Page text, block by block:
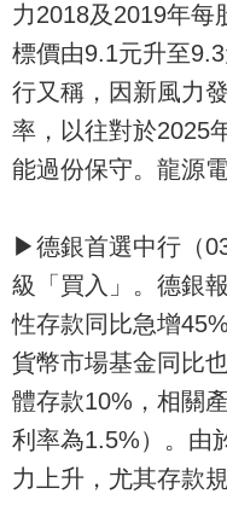
力2018及2019年每
標價由9.1元升至
行又稱，因新風力
率，以往對於2025
能過份保守。龍源
▶德銀首選中行（
級「買入」。德銀
性存款同比急增
貨幣市場基金同比
體存款10%，相關
利率為1.5%）。由
力上升，尤其存款